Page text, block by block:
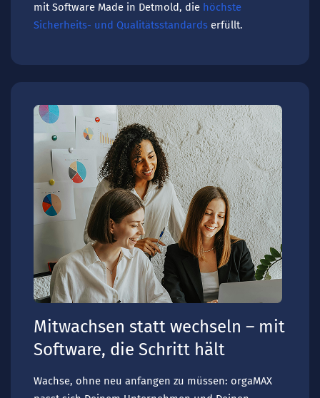
mit Software Made in Detmold, die höchste
Sicherheits- und Qualitätsstandards erfüllt.
Mitwachsen statt wechseln – mit
Software, die Schritt hält
Wachse, ohne neu anfangen zu müssen: orgaMAX